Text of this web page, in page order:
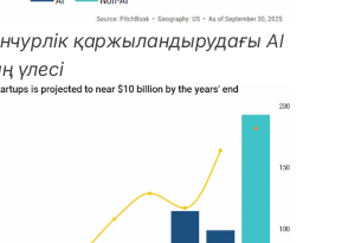
қаржыландырудағы AI
үлесі